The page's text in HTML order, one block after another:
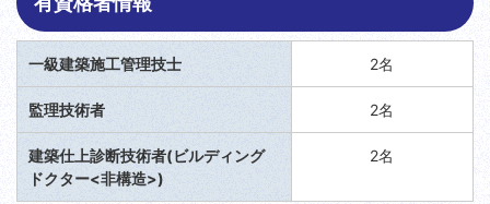
一級建築施工管理技士 2名
監理技術者 2名
建築仕上診断技術者(ビルディング
ドクター<非構造>)
2名